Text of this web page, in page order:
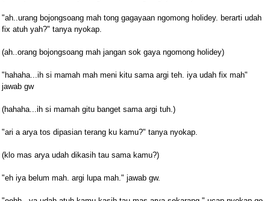
"ah..urang bojongsoang mah tong gagayaan ngomong holidey. berarti udah
fix atuh yah?" tanya nyokap.
(ah..orang bojongsoang mah jangan sok gaya ngomong holidey)
"hahaha...ih si mamah mah meni kitu sama argi teh. iya udah fix mah"
jawab gw
(hahaha...ih si mamah gitu banget sama argi tuh.)
"ari a arya tos dipasian terang ku kamu?" tanya nyokap.
(klo mas arya udah dikasih tau sama kamu?)
"eh iya belum mah. argi lupa mah." jawab gw.